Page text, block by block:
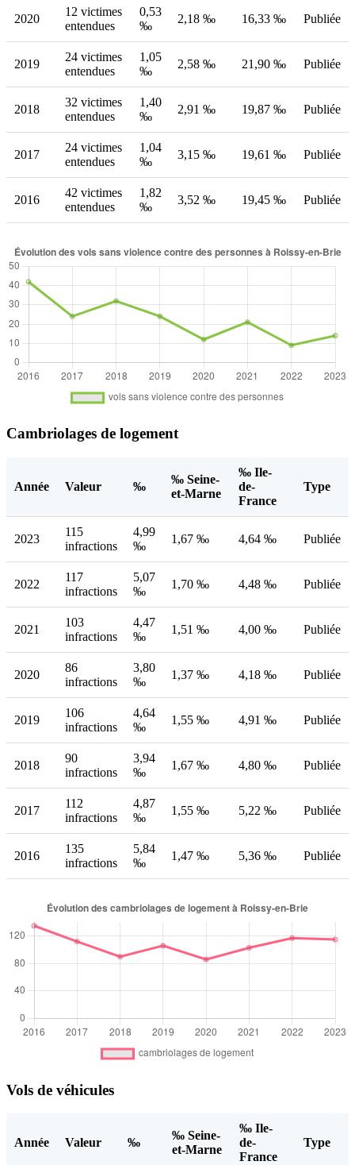
2020
12 victimes
entendues
0,53
‰
2,18 ‰ 16,33 ‰ Publiée
2019
24 victimes
entendues
1,05
‰
2,58 ‰ 21,90 ‰ Publiée
2018
32 victimes
entendues
1,40
‰
2,91 ‰ 19,87 ‰ Publiée
2017
24 victimes
entendues
1,04
‰
3,15 ‰ 19,61 ‰ Publiée
2016
42 victimes
entendues
1,82
‰
3,52 ‰ 19,45 ‰ Publiée
Cambriolages de logement
Année Valeur ‰
‰ Seine-
et-Marne
‰ Ile-
de-
France
Type
2023
115
infractions
4,99
‰
1,67 ‰ 4,64 ‰ Publiée
2022
117
infractions
5,07
‰
1,70 ‰ 4,48 ‰ Publiée
2021
103
infractions
4,47
‰
1,51 ‰ 4,00 ‰ Publiée
2020
86
infractions
3,80
‰
1,37 ‰ 4,18 ‰ Publiée
2019
106
infractions
4,64
‰
1,55 ‰ 4,91 ‰ Publiée
2018
90
infractions
3,94
‰
1,67 ‰ 4,80 ‰ Publiée
2017
112
infractions
4,87
‰
1,55 ‰ 5,22 ‰ Publiée
2016
135
infractions
5,84
‰
1,47 ‰ 5,36 ‰ Publiée
Vols de véhicules
Année Valeur ‰
‰ Seine-
et-Marne
‰ Ile-
de-
France
Type